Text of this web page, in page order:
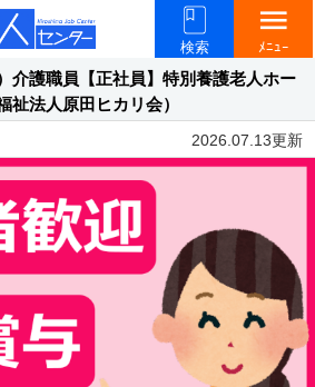
検索
menu
ﾒﾆｭｰ
介護職員【正社員】特別養護老人ホー
祉法人原田ヒカリ会）
2026.07.13更新